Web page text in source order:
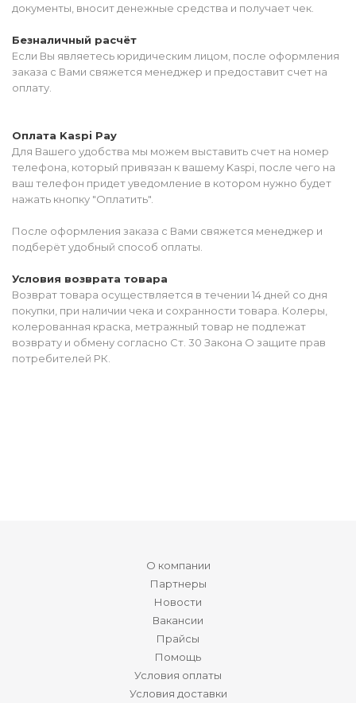
документы, вносит денежные средства и получает чек.
Безналичный расчёт
Если Вы являетесь юридическим лицом, после оформления
заказа с Вами свяжется менеджер и предоставит счет на
оплату.
Оплата Kaspi Pay
Для Вашего удобства мы можем выставить счет на номер
телефона, который привязан к вашему Kaspi, после чего на
ваш телефон придет уведомление в котором нужно будет
нажать кнопку "Оплатить".
После оформления заказа с Вами свяжется менеджер и
подберёт удобный способ оплаты.
Условия возврата товара
Возврат товара осуществляется в течении 14 дней со дня
покупки, при наличии чека и сохранности товара. Колеры,
колерованная краска, метражный товар не подлежат
возврату и обмену согласно Ст. 30 Закона О защите прав
потребителей РК.
О компании
Партнеры
Новости
Вакансии
Прайсы
Помощь
Условия оплаты
Условия доставки